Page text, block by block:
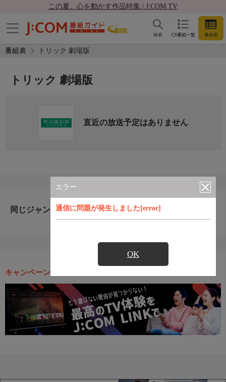
この夏、心を動かす作品特集 | J:COM TV
CS番組一覧 番組表
検索
番組表 トリック 劇場版
エラー
通信に問題が発生しました[error]
OK
トリック 劇場版
直近の放送予定はありません
同じジャンルのおすすめ番組
キャンペーン・お得な情報